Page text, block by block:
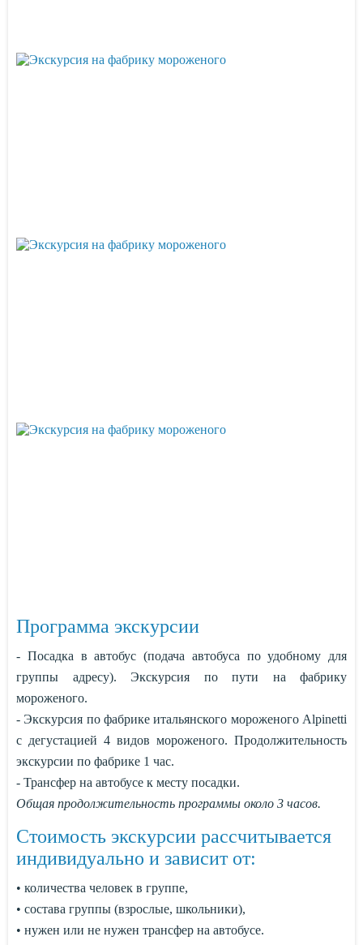
Программа экскурсии
- Посадка в автобус (подача автобуса по удобному для
группы адресу). Экскурсия по пути на фабрику
мороженого.
- Экскурсия по фабрике итальянского мороженого Alpinetti
с дегустацией 4 видов мороженого. Продолжительность
экскурсии по фабрике 1 час.
- Трансфер на автобусе к месту посадки.
Общая продолжительность программы около 3 часов.
Стоимость экскурсии рассчитывается
индивидуально и зависит от:
• количества человек в группе,
• состава группы (взрослые, школьники),
• нужен или не нужен трансфер на автобусе.